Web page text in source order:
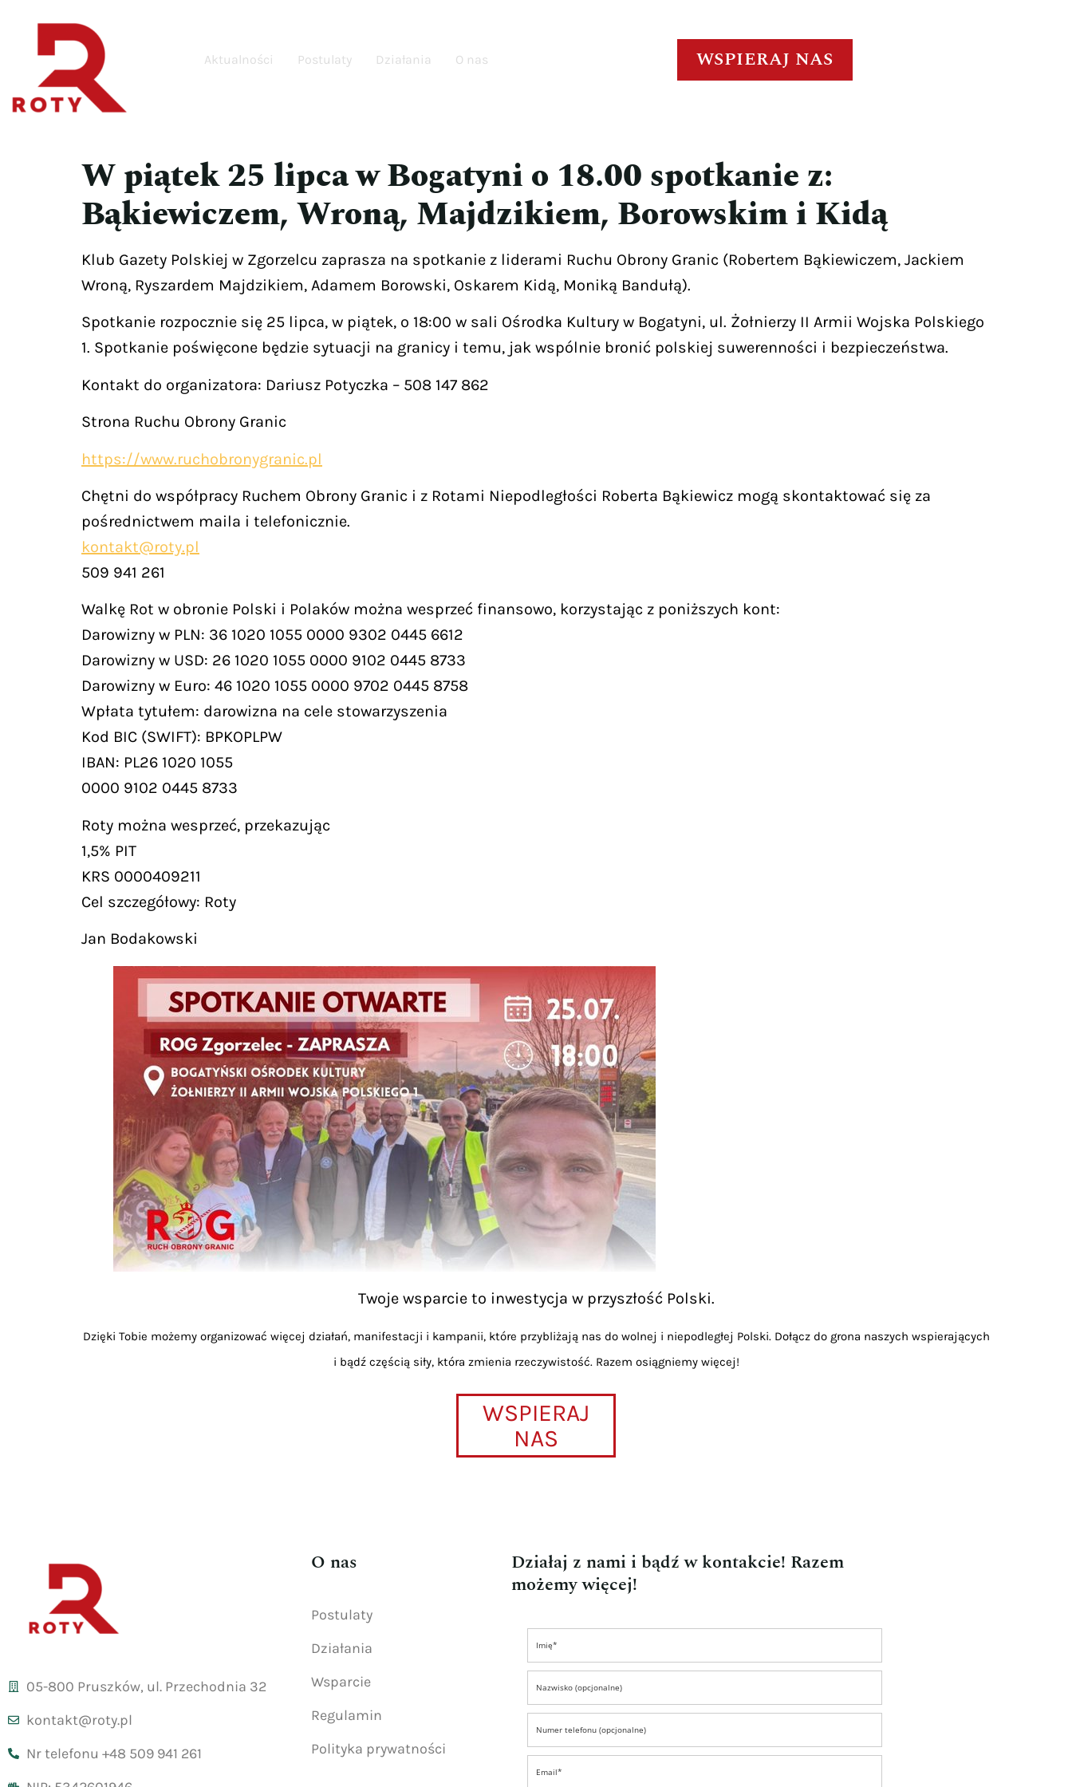
Aktualności Postulaty Działania O nas WSPIERAJ NAS
W piątek 25 lipca w Bogatyni o 18.00 spotkanie z:
Bąkiewiczem, Wroną, Majdzikiem, Borowskim i Kidą
Klub Gazety Polskiej w Zgorzelcu zaprasza na spotkanie z liderami Ruchu Obrony Granic (Robertem Bąkiewiczem, Jackiem
Wroną, Ryszardem Majdzikiem, Adamem Borowski, Oskarem Kidą, Moniką Bandułą).
Spotkanie rozpocznie się 25 lipca, w piątek, o 18:00 w sali Ośrodka Kultury w Bogatyni, ul. Żołnierzy II Armii Wojska Polskiego
1. Spotkanie poświęcone będzie sytuacji na granicy i temu, jak wspólnie bronić polskiej suwerenności i bezpieczeństwa.
Kontakt do organizatora: Dariusz Potyczka – 508 147 862
Strona Ruchu Obrony Granic
https://www.ruchobronygranic.pl
Chętni do współpracy Ruchem Obrony Granic i z Rotami Niepodległości Roberta Bąkiewicz mogą skontaktować się za
pośrednictwem maila i telefonicznie.
kontakt@roty.pl
509 941 261
Walkę Rot w obronie Polski i Polaków można wesprzeć finansowo, korzystając z poniższych kont:
Darowizny w PLN: 36 1020 1055 0000 9302 0445 6612
Darowizny w USD: 26 1020 1055 0000 9102 0445 8733
Darowizny w Euro: 46 1020 1055 0000 9702 0445 8758
Wpłata tytułem: darowizna na cele stowarzyszenia
Kod BIC (SWIFT): BPKOPLPW
IBAN: PL26 1020 1055
0000 9102 0445 8733
Roty można wesprzeć, przekazując
1,5% PIT
KRS 0000409211
Cel szczegółowy: Roty
Jan Bodakowski
Twoje wsparcie to inwestycja w przyszłość Polski.
Dzięki Tobie możemy organizować więcej działań, manifestacji i kampanii, które przybliżają nas do wolnej i niepodległej Polski. Dołącz do grona naszych wspierających
i bądź częścią siły, która zmienia rzeczywistość. Razem osiągniemy więcej!
WSPIERAJ
NAS
05-800 Pruszków, ul. Przechodnia 32
kontakt@roty.pl
Nr telefonu +48 509 941 261
O nas
Postulaty
Działania
Wsparcie
Regulamin
Polityka prywatności
Działaj z nami i bądź w kontakcie! Razem
możemy więcej!